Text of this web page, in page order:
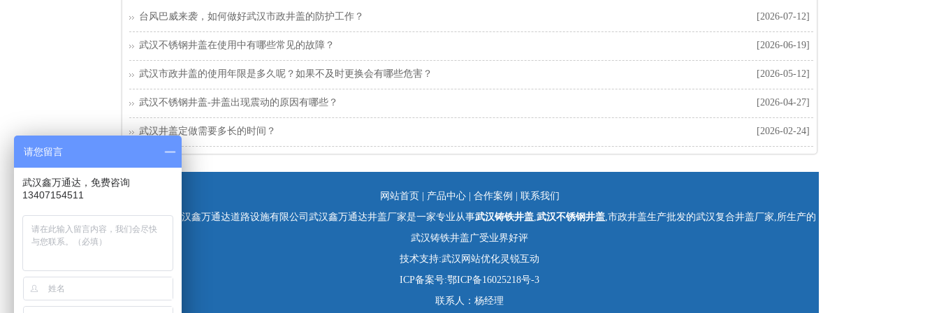
台风巴威来袭，如何做好武汉市政井盖的防护工作？ [2026-07-12]
武汉不锈钢井盖在使用中有哪些常见的故障？ [2026-06-19]
武汉市政井盖的使用年限是多久呢？如果不及时更换会有哪些危害？ [2026-05-12]
武汉不锈钢井盖-井盖出现震动的原因有哪些？ [2026-04-27]
武汉井盖定做需要多长的时间？ [2026-02-24]
网站首页 产品中心| 合作案例
联系我们
版权所有：武汉鑫万通达道路设施有限公司武汉鑫万通达井盖厂家是一家专业从事武汉铸铁井盖,武汉不锈钢井盖,市政井盖生产批发的武汉复合井盖厂家,所生产的
武汉铸铁井盖广受业界好评
技术支持:武汉网站优化灵锐互动
ICP备案号:鄂ICP备16025218号-3
联系人：杨经理
请您留言
武汉鑫万通达，免费咨询
13407154511